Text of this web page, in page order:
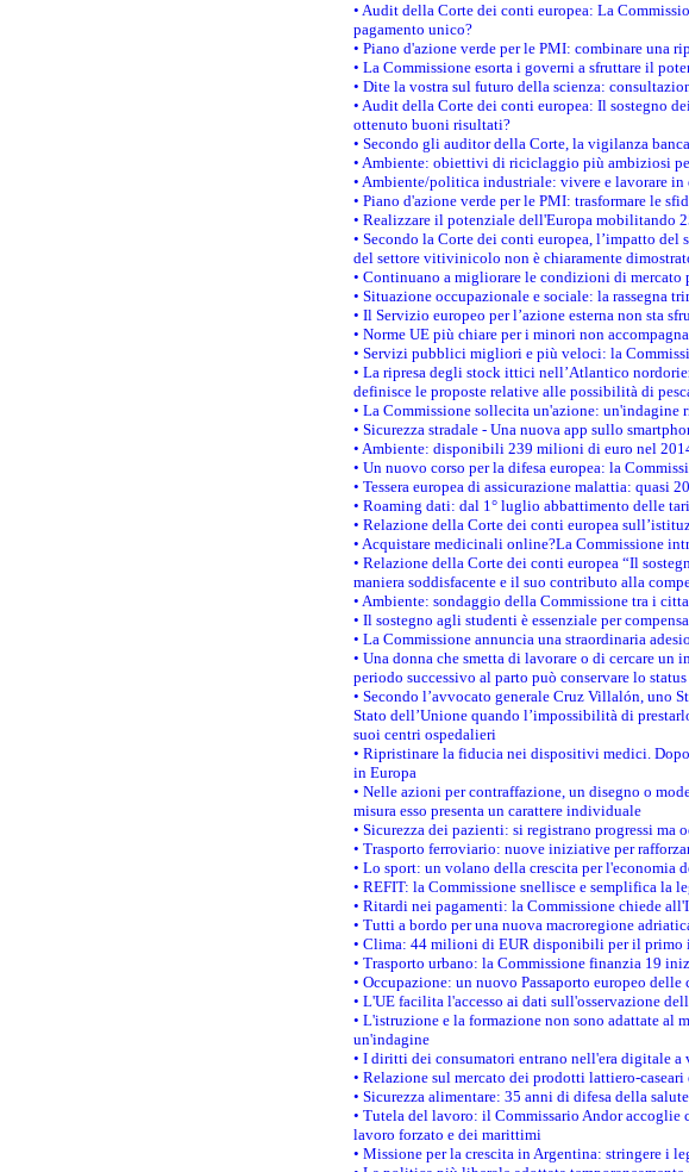
• Audit della Corte dei conti europea: La
pagamento unico?
• Piano d'azione verde per le PMI: combinare una
• La Commissione esorta i governi a sfruttare il
• Dite la vostra sul futuro della scienza:
• Audit della Corte dei conti europea: Il sostegno
ottenuto buoni risultati?
• Secondo gli auditor della Corte, la vigilanza
• Ambiente: obiettivi di riciclaggio più ambiziosi
• Ambiente/politica industriale: vivere e lavorare
• Piano d'azione verde per le PMI: trasformare le
• Realizzare il potenziale dell'Europa mobilitando
• Secondo la Corte dei conti europea, l’impatto
del settore vitivinicolo non è chiaramente
• Continuano a migliorare le condizioni di mercato
• Situazione occupazionale e sociale: la rassegna
• Il Servizio europeo per l’azione esterna non sta
• Norme UE più chiare per i minori non
• Servizi pubblici migliori e più veloci: la
• La ripresa degli stock ittici nell’Atlantico
definisce le proposte relative alle possibilità di
• La Commissione sollecita un'azione:
• Sicurezza stradale - Una nuova app sullo
• Ambiente: disponibili 239 milioni di euro nel
• Un nuovo corso per la difesa europea: la
• Tessera europea di assicurazione malattia: quasi
• Roaming dati: dal 1° luglio abbattimento delle
• Relazione della Corte dei conti europea
• Acquistare medicinali online?La Commissione
• Relazione della Corte dei conti europea “Il
maniera soddisfacente e il suo contributo alla
• Ambiente: sondaggio della Commissione tra i
• Il sostegno agli studenti è essenziale per
• La Commissione annuncia una straordinaria
• Una donna che smetta di lavorare o di cercare
periodo successivo al parto può conservare lo
• Secondo l’avvocato generale Cruz Villalón, uno
Stato dell’Unione quando l’impossibilità di
suoi centri ospedalieri
• Ripristinare la fiducia nei dispositivi medici.
in Europa
• Nelle azioni per contraffazione, un disegno o
misura esso presenta un carattere individuale
• Sicurezza dei pazienti: si registrano progressi ma
• Trasporto ferroviario: nuove iniziative per
• Lo sport: un volano della crescita per l'economia
• REFIT: la Commissione snellisce e semplifica la
• Ritardi nei pagamenti: la Commissione chiede
• Tutti a bordo per una nuova macroregione
• Clima: 44 milioni di EUR disponibili per il primo
• Trasporto urbano: la Commissione finanzia 19
• Occupazione: un nuovo Passaporto europeo
• L'UE facilita l'accesso ai dati sull'osservazione
• L'istruzione e la formazione non sono adattate al
un'indagine
• I diritti dei consumatori entrano nell'era digitale
• Relazione sul mercato dei prodotti lattiero-
• Sicurezza alimentare: 35 anni di difesa della
• Tutela del lavoro: il Commissario Andor
lavoro forzato e dei marittimi
• Missione per la crescita in Argentina: stringere i